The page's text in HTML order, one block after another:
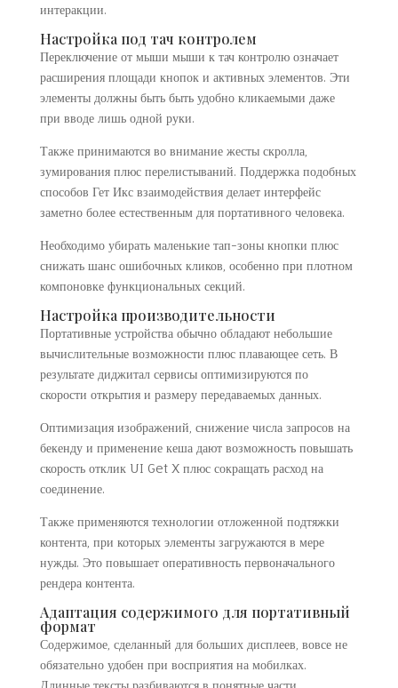
интеракции.
Настройка под тач контролем
Переключение от мыши мыши к тач контролю означает
расширения площади кнопок и активных элементов. Эти
элементы должны быть быть удобно кликаемыми даже
при вводе лишь одной руки.
Также принимаются во внимание жесты скролла,
зумирования плюс перелистываний. Поддержка подобных
способов Гет Икс взаимодействия делает интерфейс
заметно более естественным для портативного человека.
Необходимо убирать маленькие тап-зоны кнопки плюс
снижать шанс ошибочных кликов, особенно при плотном
компоновке функциональных секций.
Настройка производительности
Портативные устройства обычно обладают небольшие
вычислительные возможности плюс плавающее сеть. В
результате диджитал сервисы оптимизируются по
скорости открытия и размеру передаваемых данных.
Оптимизация изображений, снижение числа запросов на
бекенду и применение кеша дают возможность повышать
скорость отклик UI Get X плюс сокращать расход на
соединение.
Также применяются технологии отложенной подтяжки
контента, при которых элементы загружаются в мере
нужды. Это повышает оперативность первоначального
рендера контента.
Адаптация содержимого для портативный
формат
Содержимое, сделанный для больших дисплеев, вовсе не
обязательно удобен при восприятия на мобилках.
Длинные тексты разбиваются в понятные части,